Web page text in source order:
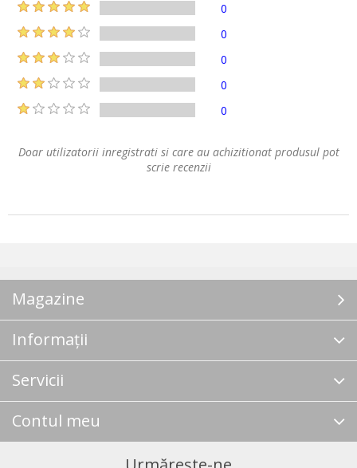
0
0
0
0
0
Doar utilizatorii inregistrati si care au achizitionat produsul pot
scrie recenzii
Magazine
Informații
Servicii
Contul meu